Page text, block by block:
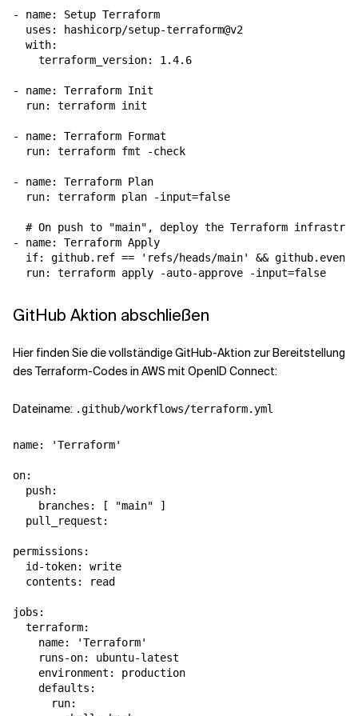
- name: Setup Terraform
  uses: hashicorp/setup-terraform@v2
  with:
    terraform_version: 1.4.6
- name: Terraform Init
  run: terraform init
- name: Terraform Format
  run: terraform fmt -check
- name: Terraform Plan
  run: terraform plan -input=false
# On push to "main", deploy the Terraform
- name: Terraform Apply
if: github.ref == 'refs/heads/main' &&
GitHub Aktion abschließen
Hier finden Sie die vollständige GitHub-Aktion zur Bereitstellung
des Terraform-Codes in AWS mit OpenID Connect:
Dateiname: .github/workflows/terraform.yml
name: 'Terraform'
on:
  push:
    branches: [ "main" ]
  pull_request:
permissions:
  id-token: write
  contents: read
jobs:
  terraform:
    name: 'Terraform'
    runs-on: ubuntu-latest
    environment: production
    defaults:
      run: